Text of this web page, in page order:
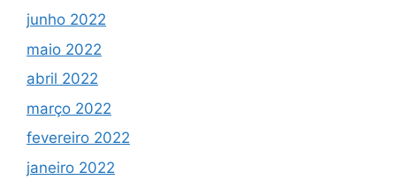
junho 2022
maio 2022
abril 2022
março 2022
fevereiro 2022
janeiro 2022